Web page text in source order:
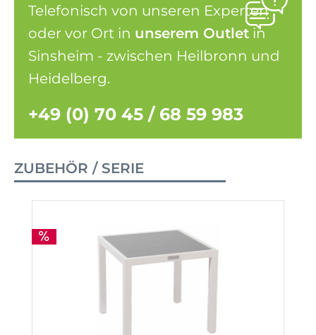
Telefonisch von unseren Experten
oder vor Ort in unserem Outlet in
Sinsheim - zwischen Heilbronn und
Heidelberg.
+49 (0) 70 45 / 68 59 983
ZUBEHÖR / SERIE